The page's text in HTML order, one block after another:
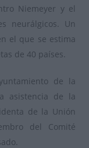
Niemeyer y el
neurálgicos. Un
el que se estima
de 40 países.
de la
asistencia de la
de la Unión
del Comité